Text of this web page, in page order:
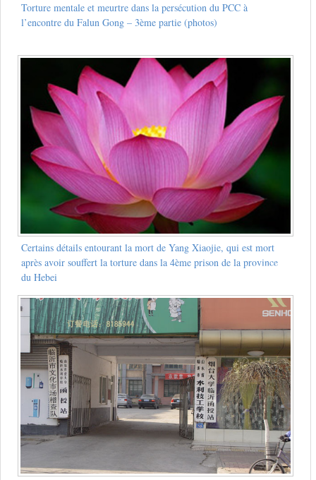
Torture mentale et meurtre dans la persécution du PCC à
l’encontre du Falun Gong – 3ème partie (photos)
Certains détails entourant la mort de Yang Xiaojie, qui est mort
après avoir souffert la torture dans la 4ème prison de la province
du Hebei